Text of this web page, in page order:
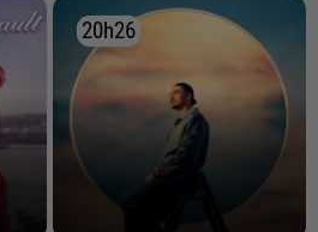
20h26
20h26